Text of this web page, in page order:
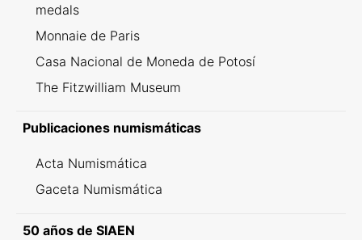
medals
Monnaie de Paris
Casa Nacional de Moneda de Potosí
The Fitzwilliam Museum
Publicaciones numismáticas
Acta Numismática
Gaceta Numismática
50 años de SIAEN